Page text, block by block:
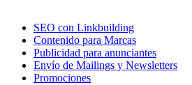
SEO con Linkbuilding
Contenido para Marcas
Publicidad para anunciantes
Envío de Mailings y Newsletters
Promociones